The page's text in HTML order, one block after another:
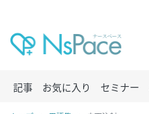
記事 お気に入り セミナー